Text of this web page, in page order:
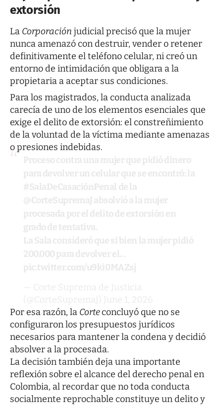
extorsión
La Corporación judicial precisó que la mujer
nunca amenazó con destruir, vender o retener
definitivamente el teléfono celular, ni creó un
entorno de intimidación que obligara a la
propietaria a aceptar sus condiciones.
Para los magistrados, la conducta analizada
carecía de uno de los elementos esenciales que
exige el delito de extorsión: el constreñimiento
de la voluntad de la víctima mediante amenazas
o presiones indebidas.
Por esa razón, la Corteconcluyó que no se
configuraron los presupuestos jurídicos
necesarios para mantener la condena y decidió
absolver a la procesada.
La decisión también deja una importante
reflexión sobre el alcance del derecho penal en
Colombia, al recordar que no toda conducta
socialmente reprochable constituye un delito y